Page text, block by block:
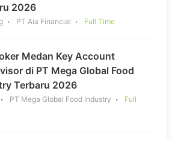
2026
PT Aia Financial Full Time
Medan Key Account
di PT Mega Global Food
Terbaru 2026
PT Mega Global Food Industry
Full